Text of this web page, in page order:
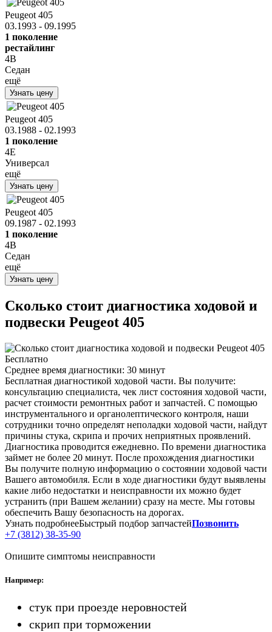
Peugeot 405
03.1993 - 09.1995
1 поколение
рестайлинг
4B
Седан
ещё
Узнать цену
Peugeot 405
03.1988 - 02.1993
1 поколение
4E
Универсал
ещё
Узнать цену
Peugeot 405
09.1987 - 02.1993
1 поколение
4B
Седан
ещё
Узнать цену
Сколько стоит диагностика ходовой и
подвески Peugeot 405
Бесплатно
Среднее время диагностики: 30 минут
Бесплатная диагностикой ходовой части. Вы получите:
консультацию специалиста, чек лист состояния ходовой части,
расчет стоимости ремонтных работ и запчастей. С помощью
инструментального и органолептического контроля, наши
сотрудники точно определят неполадки ходовой части, найдут
причины стука, скрипа и прочих неприятных проявлений.
Диагностика проводится ежедневно. По времени диагностика
займет не более 20 минут. После прохождения диагностики
Вы получите полную информацию о состоянии ходовой части
Вашего автомобиля. Если в ходе диагностики будут выявлены
какие либо недостатки и неисправности их можно будет
устранить (при Вашем желании) сразу на месте. Мы готовы
обеспечить Вашу безопасность на дорогах.
Узнать подробнееБыстрый подбор запчастейПозвонить
+7 (3812) 38-35-90
Опишите симптомы неисправности
Например:
стук при проезде неровностей
скрип при торможении